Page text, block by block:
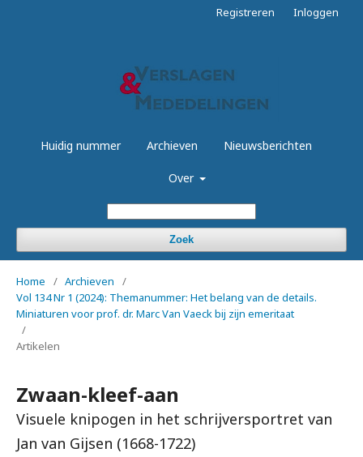
Huidig nummer Archieven Nieuwsberichten
Over
Zoek
Registreren Inloggen
Home / Archieven
/
Vol 134 Nr 1 (2024): Themanummer: Het belang van de details.
Miniaturen voor prof. dr. Marc Van Vaeck bij zijn emeritaat
/
Artikelen
Zwaan-kleef-aan
Visuele knipogen in het schrijversportret van
Jan van Gijsen (1668-1722)